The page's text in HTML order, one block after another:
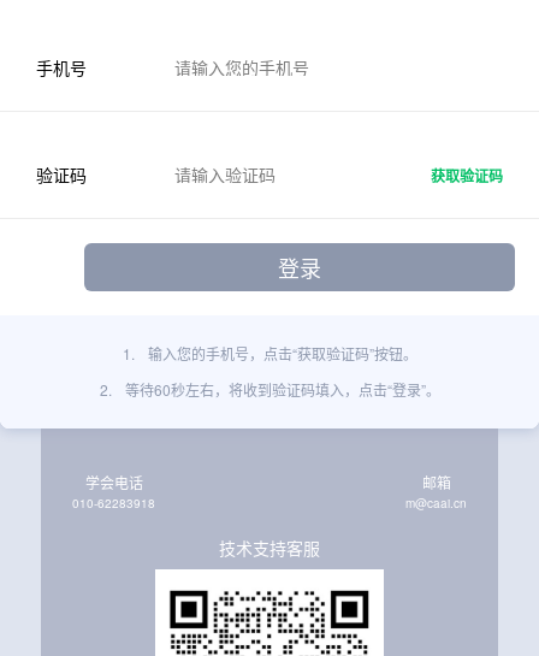
手机号
验证码 获取验证码
1.
输入您的手机号，点击“获取验证码”按钮。
2.
等待60秒左右，将收到验证码填入，点击“登录”。
学会电话
010-62283918
邮箱
m@caai.cn
技术支持客服